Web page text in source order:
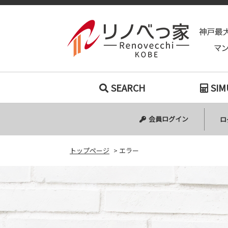
SEARCH
会員ログイン
トップページ > エラー